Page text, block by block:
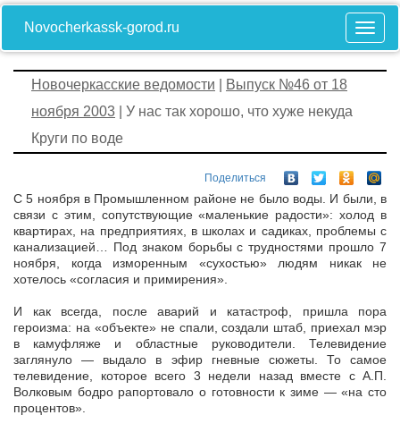
Novocherkassk-gorod.ru
Новочеркасские ведомости
Выпуск №46 от 18
ноября 2003 | У нас так хорошо, что хуже некуда
Круги по воде
Поделиться
С 5 ноября в Промышленном районе не было воды. И были, в
связи с этим, сопутствующие «маленькие радости»: холод в
квартирах, на предприятиях, в школах и садиках, проблемы с
канализацией… Под знаком борьбы с трудностями прошло 7
ноября, когда изморенным «сухостью» людям никак не
хотелось «согласия и примирения».
И как всегда, после аварий и катастроф, пришла пора
героизма: на «объекте» не спали, создали штаб, приехал мэр
в камуфляже и областные руководители. Телевидение
заглянуло — выдало в эфир гневные сюжеты. То самое
телевидение, которое всего 3 недели назад вместе с А.П.
Волковым бодро рапортовало о готовности к зиме — «на сто
процентов».